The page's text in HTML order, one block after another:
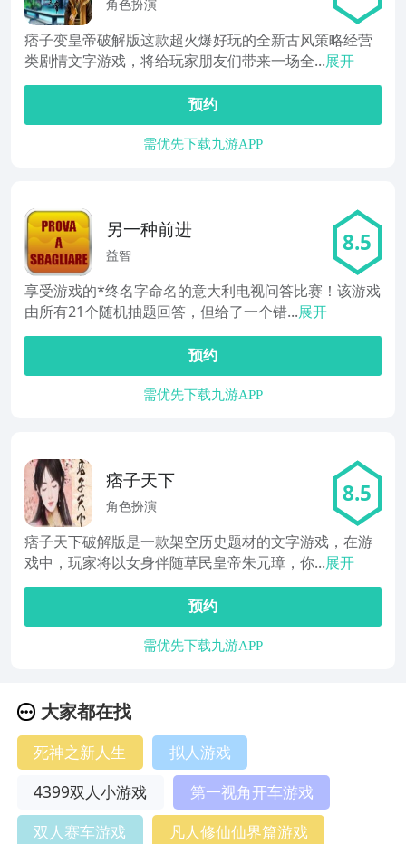
角色扮演
痞子变皇帝破解版这款超火爆好玩的全新古风策略经营
类剧情文字游戏，将给玩家朋友们带来一场全...展开
预约
需优先下载九游APP
另一种前进
益智 8.5
享受游戏的*终名字命名的意大利电视问答比赛！该游戏
由所有21个随机抽题回答，但给了一个错...展开
预约
需优先下载九游APP
痞子天下
角色扮演 8.5
痞子天下破解版是一款架空历史题材的文字游戏，在游
戏中，玩家将以女身伴随草民皇帝朱元璋，你...展开
预约
需优先下载九游APP
大家都在找
死神之新人生
拟人游戏
4399双人小游戏
第一视角开车游戏
双人赛车游戏
凡人修仙仙界篇游戏